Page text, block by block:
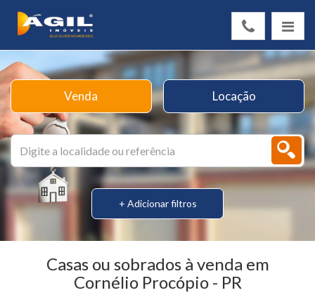
Venda Locação
+ Adicionar filtros
Casas ou sobrados à venda em
Cornélio Procópio - PR